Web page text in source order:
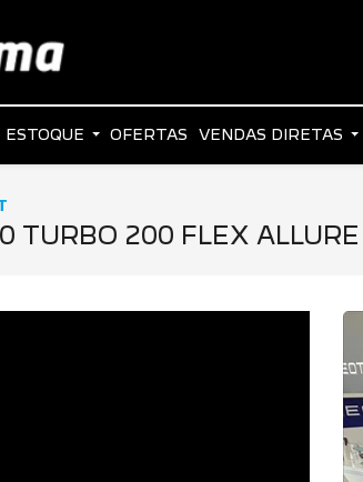
ESTOQUE OFERTAS VENDAS DIRETAS
TURBO 200 FLEX